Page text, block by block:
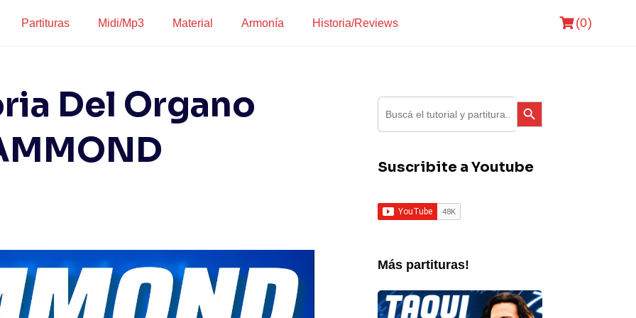
Partituras Midi/Mp3 Material Armonía Historia/Reviews (0)
Del Organo
Search
for:
Search Button
Suscribite a Youtube
Más partituras!
Fito
Paez